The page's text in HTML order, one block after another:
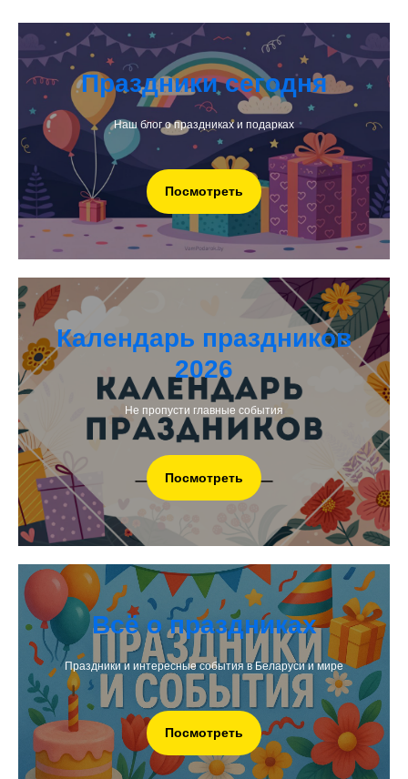
Праздники сегодня
Наш блог о праздниках и подарках
Посмотреть
Календарь праздников
2026
Не пропусти главные события
Посмотреть
Всё о праздниках
Праздники и интересные события в Беларуси и мире
Посмотреть